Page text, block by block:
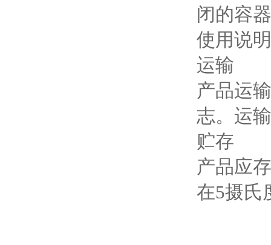
闭的容
使用说
运输
产品运
志。运
贮存
产品应
在5摄氏